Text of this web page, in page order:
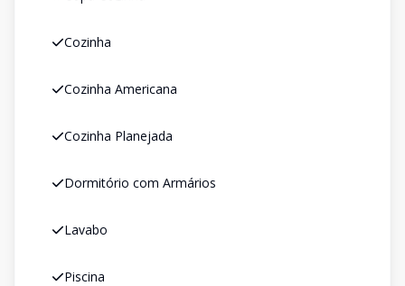
Cozinha
Cozinha Americana
Cozinha Planejada
Dormitório com Armários
Lavabo
Piscina